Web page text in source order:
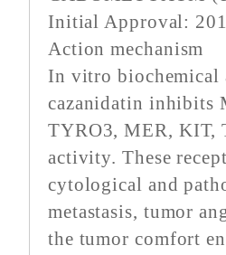
Initial Approval:
Action mechanism
In vitro biochemical
cazanidatin inhibits
TYRO3, MER, KIT,
activity. These
cytological and
metastasis, tumor
the tumor comfort